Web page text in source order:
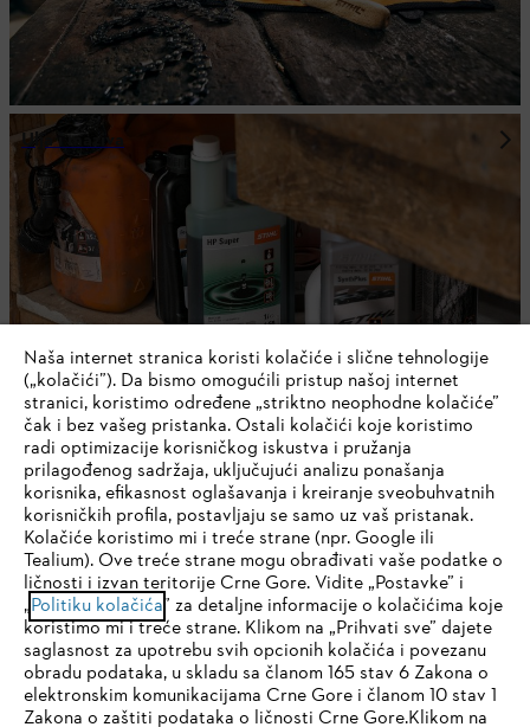
Ulja i maziva
Lična i zaštitna oprema
SA NEWSLETTEROM KOMPANIJE STIHL
VIŠE NE PROPUŠTATE NIŠTA
Adresa e-pošte
IHR BROWSER WIRD NICHT
UNTERSTÜTZT
Sie nutzen einen Browser, den wir noch nicht unterstützen. Für
Naša internet stranica koristi kolačiće i slične tehnologije
(„kolačići”). Da bismo omogućili pristup našoj internet
stranici, koristimo određene „striktno neophodne kolačiće”
čak i bez vašeg pristanka. Ostali kolačići koje koristimo
radi optimizacije korisničkog iskustva i pružanja
prilagođenog sadržaja, uključujući analizu ponašanja
korisnika, efikasnost oglašavanja i kreiranje sveobuhvatnih
korisničkih profila, postavljaju se samo uz vaš pristanak.
Kolačiće koristimo mi i treće strane (npr. Google ili
Tealium). Ove treće strane mogu obrađivati vaše podatke o
ličnosti i izvan teritorije Crne Gore. Vidite „Postavke” i
„Politiku kolačića” za detaljne informacije o kolačićima koje
koristimo mi i treće strane. Klikom na „Prihvati sve” dajete
saglasnost za upotrebu svih opcionih kolačića i povezanu
obradu podataka, u skladu sa članom 165 stav 6 Zakona o
elektronskim komunikacijama Crne Gore i članom 10 stav 1
Zakona o zaštiti podataka o ličnosti Crne Gore.Klikom na